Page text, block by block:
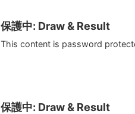
保護中: Draw & Result
This content is password
保護中: Draw & Result